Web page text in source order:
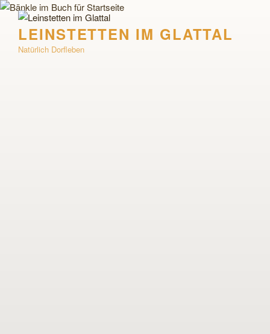
Zum
Inhalt
springenLEINSTETTEN IM GLATTAL
Natürlich Dorfleben